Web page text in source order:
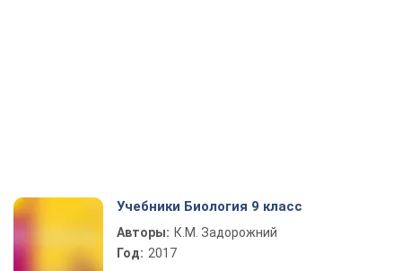
Учебники Биология 9 класс
Авторы: К.М. Задорожний
Год: 2017